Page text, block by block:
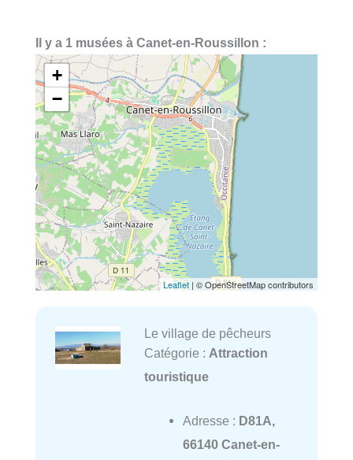
Il y a 1 musées à Canet-en-Roussillon :
+
−
Leaflet| © OpenStreetMap contributors
Le village de pêcheurs
Catégorie : Attraction
touristique
Adresse : D81A,
66140 Canet-en-